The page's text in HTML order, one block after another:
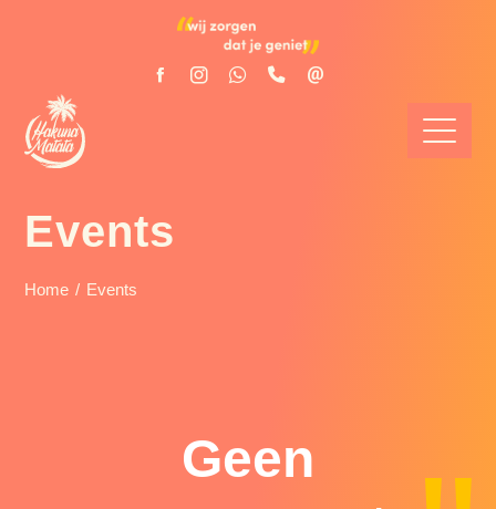
Events
Home Events
Geen